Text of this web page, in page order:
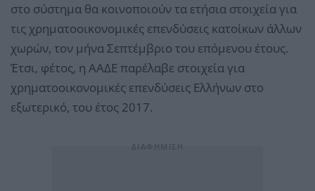
στο σύστημα θα κοινοποιούν τα ετήσια στοιχεία για
τις χρηματοοικονομικές επενδύσεις κατοίκων άλλων
χωρών, τον μήνα Σεπτέμβριο του επόμενου έτους.
Έτσι, φέτος, η ΑΑΔΕ παρέλαβε στοιχεία για
χρηματοοικονομικές επενδύσεις Ελλήνων στο
εξωτερικό, του έτος 2017.